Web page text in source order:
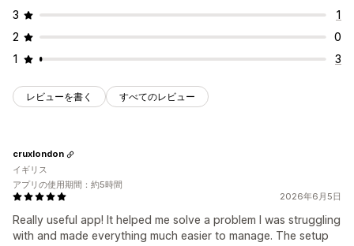
3
1
2
0
1
3
レビューを書く すべてのレビュー
2026年6月5日
Really useful app! It helped me solve a problem I was struggling
with and made everything much easier to manage. The setup
cruxlondon
イギリス
アプリの使用期間：約5時間